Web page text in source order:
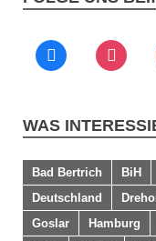
WAS
Bad Bertrich BiH
Deutschland
Goslar
Hamburg